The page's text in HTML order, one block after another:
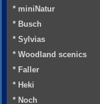
* miniNatur
* Busch
* Sylvias
* Woodland scenics
* Faller
* Heki
* Noch